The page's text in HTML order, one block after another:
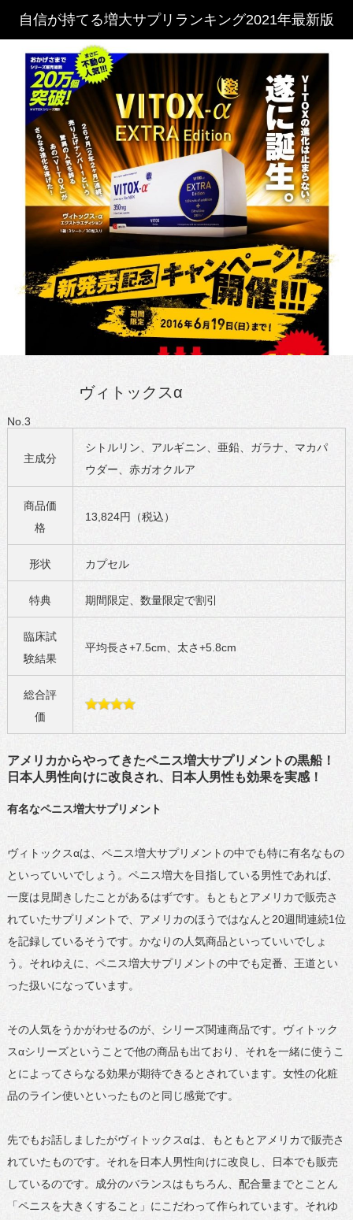
自信が持てる増大サプリランキング2021年最新版
ヴィトックスα
No.3
主成分
シトルリン、アルギニン、亜鉛、ガラナ、マカパ
ウダー、赤ガオクルア
商品価
格
13,824円（税込）
形状 カプセル
特典 期間限定、数量限定で割引
臨床試
験結果
平均長さ+7.5cm、太さ+5.8cm
総合評
価
アメリカからやってきたペニス増大サプリメントの黒船！
日本人男性向けに改良され、日本人男性も効果を実感！
有名なペニス増大サプリメント
ヴィトックスαは、ペニス増大サプリメントの中でも特に有名なもの
といっていいでしょう。ペニス増大を目指している男性であれば、
一度は見聞きしたことがあるはずです。もともとアメリカで販売さ
れていたサプリメントで、アメリカのほうではなんと20週間連続1位
を記録しているそうです。かなりの人気商品といっていいでしょ
う。それゆえに、ペニス増大サプリメントの中でも定番、王道とい
った扱いになっています。
その人気をうかがわせるのが、シリーズ関連商品です。ヴィトック
スαシリーズということで他の商品も出ており、それを一緒に使うこ
とによってさらなる効果が期待できるとされています。女性の化粧
品のライン使いといったものと同じ感覚です。
先でもお話しましたがヴィトックスαは、もともとアメリカで販売さ
れていたものです。それを日本人男性向けに改良し、日本でも販売
しているのです。成分のバランスはもちろん、配合量までとことん
「ペニスを大きくすること」にこだわって作られています。それゆ